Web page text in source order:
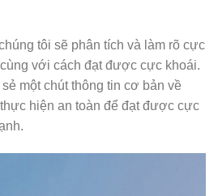
tôi sẽ phân tích và làm rõ cực
với cách đạt được cực khoái.
một chút thông tin cơ bản về
hiện an toàn để đạt được cực